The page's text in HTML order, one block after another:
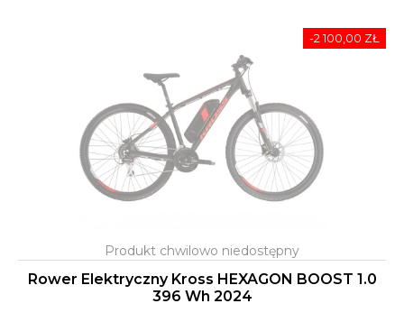
Rower Elektryczny Kross HEXAGON BOOST 1.0
396 Wh 2024
-2 100,00 ZŁ